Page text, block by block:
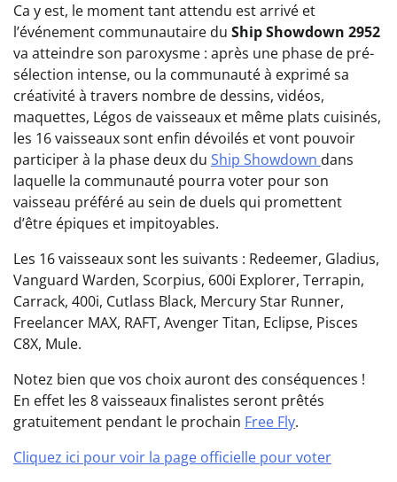
Ca y est, le moment tant attendu est arrivé et
l’événement communautaire du Ship Showdown 2952
va atteindre son paroxysme : après une phase de pré-
sélection intense, ou la communauté à exprimé sa
créativité à travers nombre de dessins, vidéos,
maquettes, Légos de vaisseaux et même plats cuisinés,
les 16 vaisseaux sont enfin dévoilés et vont pouvoir
participer à la phase deux du Ship Showdown dans
laquelle la communauté pourra voter pour son
vaisseau préféré au sein de duels qui promettent
d’être épiques et impitoyables.
Les 16 vaisseaux sont les suivants : Redeemer, Gladius,
Vanguard Warden, Scorpius, 600i Explorer, Terrapin,
Carrack, 400i, Cutlass Black, Mercury Star Runner,
Freelancer MAX, RAFT, Avenger Titan, Eclipse, Pisces
C8X, Mule.
Notez bien que vos choix auront des conséquences !
En effet les 8 vaisseaux finalistes seront prêtés
gratuitement pendant le prochain Free Fly.
Cliquez ici pour voir la page officielle pour voter